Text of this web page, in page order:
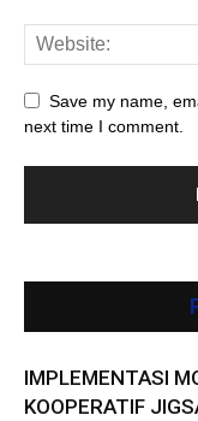
Save my name,
next time I comment.
IMPLEMENTASI
KOOPERATIF